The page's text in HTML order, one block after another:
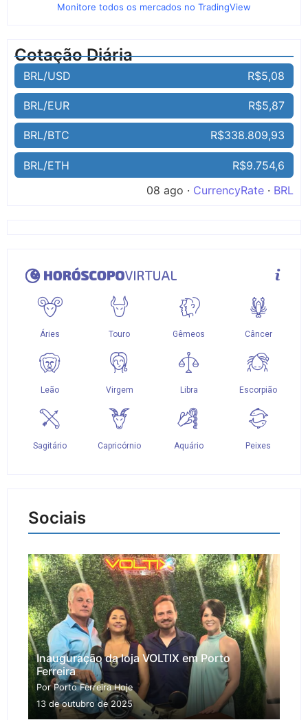
Monitore todos os mercados no TradingView
Cotação Diária
BRL/USD R$5,08
BRL/EUR R$5,87
BRL/BTC R$338.809,93
BRL/ETH
R$9.754,6
08 ago · CurrencyRate · BRL
Sociais
Inauguração da loja VOLTIX em Porto
Ferreira
Por Porto Ferreira Hoje
13 de outubro de 2025